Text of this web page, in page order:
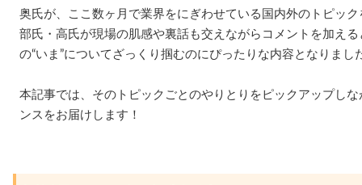
奥氏が、ここ数ヶ月で業界をにぎわせている国内外のトピッ
部氏・高氏が現場の肌感や裏話も交えながらコメントを加え
の“いま”についてざっくり掴むのにぴったりな内容となりまし
本記事では、そのトピックごとのやりとりをピックアップし
ンスをお届けします！